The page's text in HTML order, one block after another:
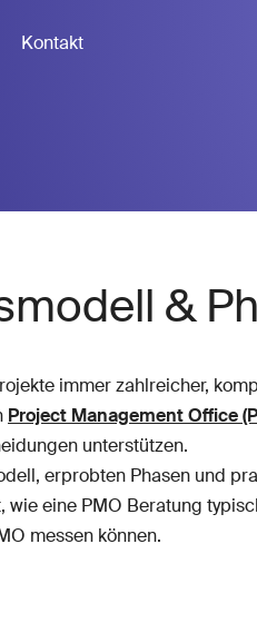
Kontakt
&
immer zahlreicher,
Project Management Office
unterstützen.
erprobten Phasen und
eine PMO Beratung
messen können.